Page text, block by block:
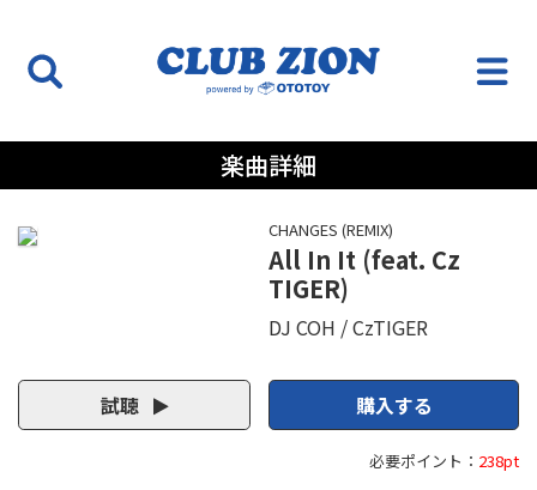
楽曲詳細
CHANGES (REMIX)
All In It (feat. Cz
TIGER)
DJ COH CzTIGER
試聴 購入する
必要ポイント： 238pt